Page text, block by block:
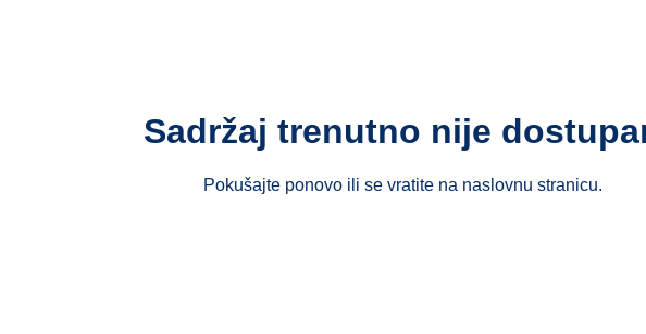
Sadržaj trenutno nije
Pokušajte ponovo ili se vratite na naslovnu stranicu.